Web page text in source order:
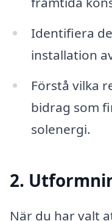
Identifiera
installation
Förstå vilka
bidrag som
solenergi.
2.
När du har valt